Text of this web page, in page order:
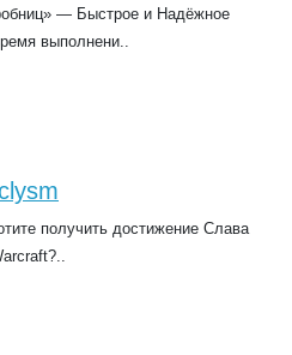
— Быстрое и Надёжное
выполнени..
получить достижение Слава